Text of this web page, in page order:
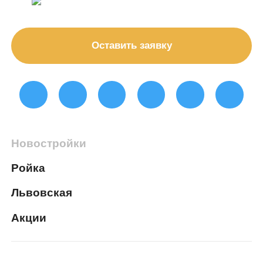
Новостройки
Ройка
Львовская
Акции
Оставить заявку